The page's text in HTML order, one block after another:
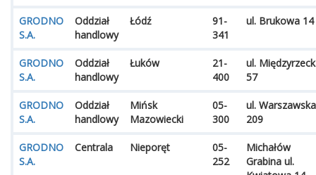
GRODNO
S.A.
Oddział
handlowy
Łódź
91-
341
ul. Brukowa 14
GRODNO
S.A.
Oddział
handlowy
Łuków
21-
400
ul.
57
GRODNO
S.A.
Oddział
handlowy
Mińsk
Mazowiecki
05-
300
ul. Warszawska
209
GRODNO
S.A.
Centrala Nieporęt
05-
252
Michałów
Grabina ul.